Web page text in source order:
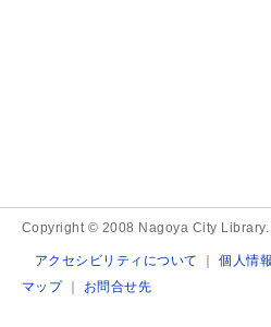
Copyright © 2008 Nagoya City Library.
アクセシビリティについて ｜個人情
マップ｜ お問合せ先